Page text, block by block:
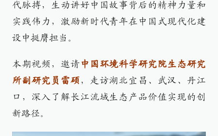
代脉搏，生动讲好中国故事背后的精神力量和
实践伟力，激励新时代青年在中国式现代化建
设中挺膺担当。
本期视频，邀请 中国环境科学研究院生态研究
所副研究员雷硕 ，走访湖北宜昌、武汉、丹江
口，深入了解长江流域生态产品价值实现的创
新路径。